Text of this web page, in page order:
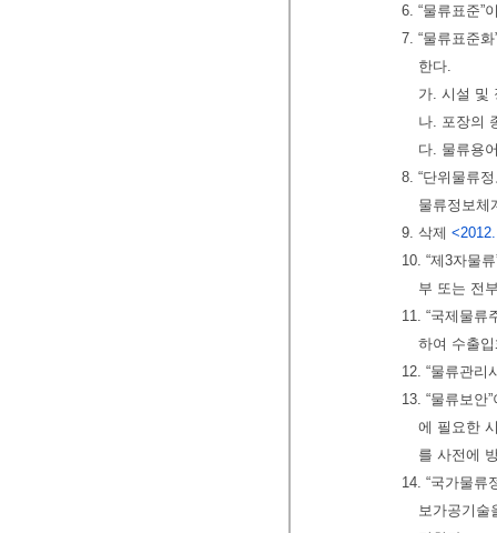
6. “물류표준”
7. “물류표준
한다.
가. 시설 및
나. 포장의
다. 물류용
8. “단위물류
물류정보체
9. 삭제
10. “제3자물
부 또는 전
11. “국제물류
하여 수출
12. “물류관리
13. “물류보안
에 필요한
를 사전에
14. “국가물류
보가공기술